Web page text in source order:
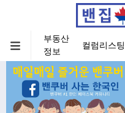
부동산
정보
컬럼리스팅